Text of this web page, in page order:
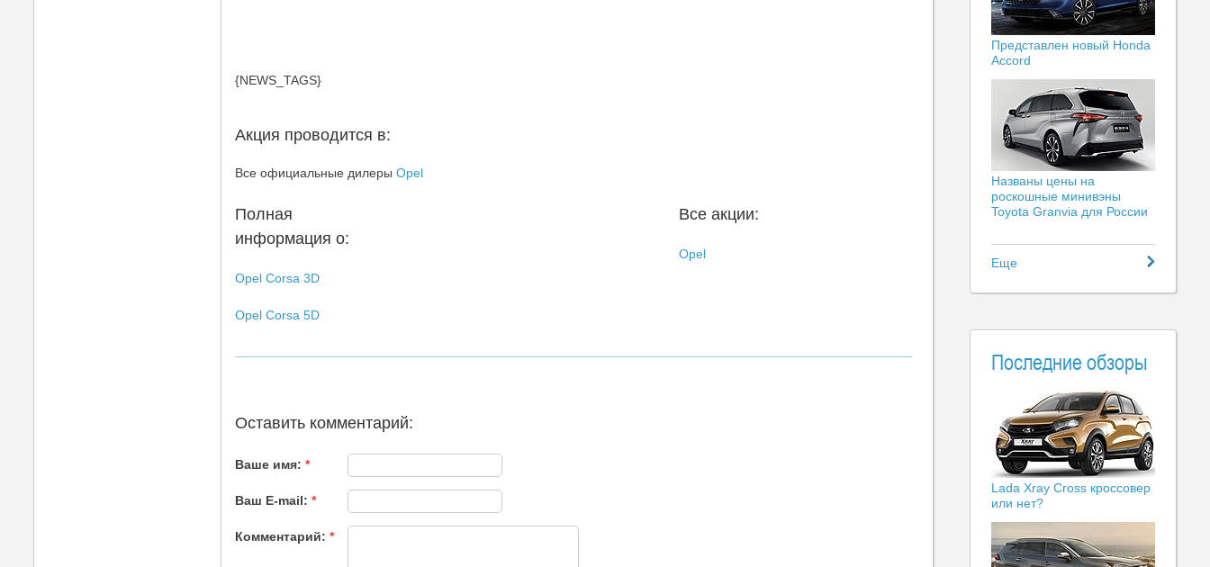
Представлен новый Honda
Accord
Названы цены на
роскошные минивэны
Toyota Granvia для России
Еще
Последние обзоры
Lada Xray Cross кроссовер
или нет?
{NEWS_TAGS}
Акция проводится в:
Все официальные дилеры Opel
Полная
информация о:
Opel Corsa 3D
Opel Corsa 5D
Все акции:
Opel
Оставить комментарий:
Ваше имя: *
Ваш E-mail: *
Комментарий: *